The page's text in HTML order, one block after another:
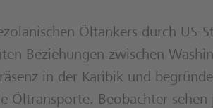
Öltankers durch US-
Beziehungen zwischen
in der Karibik und
Öltransporte. Beobachter sehen